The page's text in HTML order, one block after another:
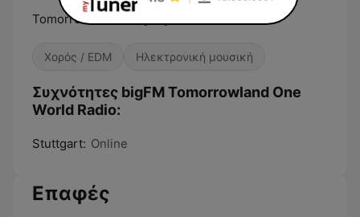
Tomorrowland Everyday
Χορός / EDM Ηλεκτρονική μουσική
Συχνότητες bigFM Tomorrowland One
World Radio:
Stuttgart: Online
Επαφές